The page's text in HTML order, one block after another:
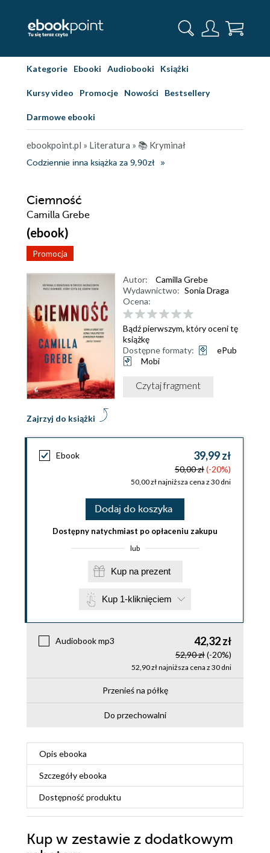
Kategorie Ebooki Audiobooki Książki
Kursy video Promocje Nowości Bestsellery
Darmowe ebooki
ebookpoint.pl » Literatura » 📚 Kryminał
Codziennie inna książka za 9,90zł
Ciemność
Camilla Grebe
(ebook)
Promocja
Zajrzyj do książki
Autor:
Camilla Grebe
Wydawnictwo: Sonia Draga
Ocena:
Bądź pierwszym, który oceni tę
książkę
Dostępne formaty:
ePub
Mobi
Czytaj fragment
Ebook 39,99 zł
50,00 zł(-20%)
50,00 zł najniższa cena z 30 dni
Dodaj do koszyka
Dostępny natychmiast po opłaceniu zakupu
lub
Kup na prezent
Kup 1-kliknięciem
Audiobook mp3 42,32 zł
52,90 zł(-20%)
52,90 zł najniższa cena z 30 dni
Przenieś na półkę
Do przechowalni
Opis ebooka
Szczegółyebooka
Dostępność produktu
Kup w zestawie z dodatkowym